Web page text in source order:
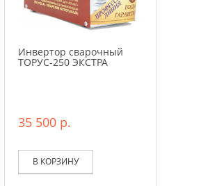
Инвертор сварочный
ТОРУС-250 ЭКСТРА
35 500 р.
В КОРЗИНУ